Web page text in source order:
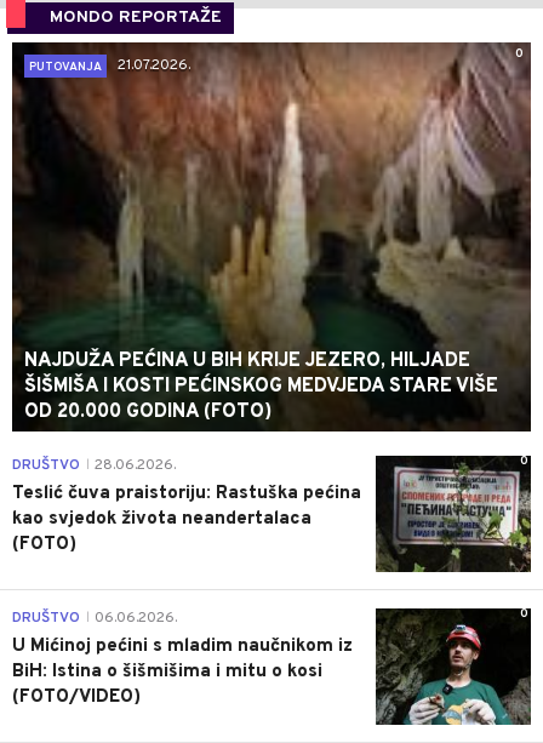
MONDO REPORTAŽE
0
PUTOVANJA
21.07.2026.
NAJDUŽA PEĆINA U BIH KRIJE JEZERO, HILJADE
ŠIŠMIŠA I KOSTI PEĆINSKOG MEDVJEDA STARE VIŠE
OD 20.000 GODINA (FOTO)
0
DRUŠTVO 28.06.2026.
Teslić čuva praistoriju: Rastuška pećina
kao svjedok života neandertalaca
(FOTO)
0
DRUŠTVO 06.06.2026.
U Mićinoj pećini s mladim naučnikom iz
BiH: Istina o šišmišima i mitu o kosi
(FOTO/VIDEO)